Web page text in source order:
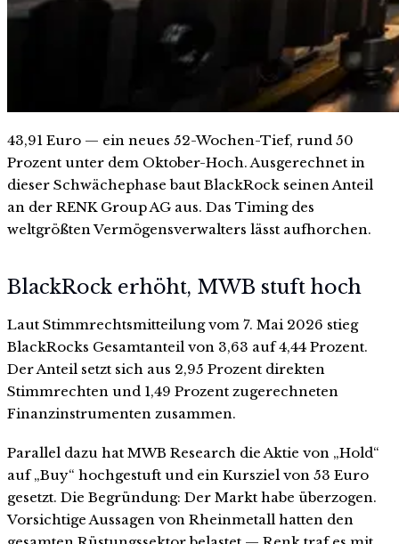
43,91 Euro — ein neues 52-Wochen-Tief, rund 50
Prozent unter dem Oktober-Hoch. Ausgerechnet in
dieser Schwächephase baut BlackRock seinen Anteil
an der RENK Group AG aus. Das Timing des
weltgrößten Vermögensverwalters lässt aufhorchen.
BlackRock erhöht, MWB stuft hoch
Laut Stimmrechtsmitteilung vom 7. Mai 2026 stieg
BlackRocks Gesamtanteil von 3,63 auf 4,44 Prozent.
Der Anteil setzt sich aus 2,95 Prozent direkten
Stimmrechten und 1,49 Prozent zugerechneten
Finanzinstrumenten zusammen.
Parallel dazu hat MWB Research die Aktie von „Hold“
auf „Buy“ hochgestuft und ein Kursziel von 53 Euro
gesetzt. Die Begründung: Der Markt habe überzogen.
Vorsichtige Aussagen von Rheinmetall hatten den